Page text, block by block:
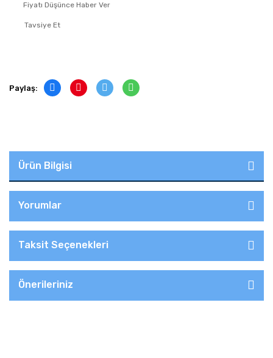
Fiyatı Düşünce Haber Ver
Tavsiye Et
Paylaş:
Ürün Bilgisi
Yorumlar
Taksit Seçenekleri
Önerileriniz